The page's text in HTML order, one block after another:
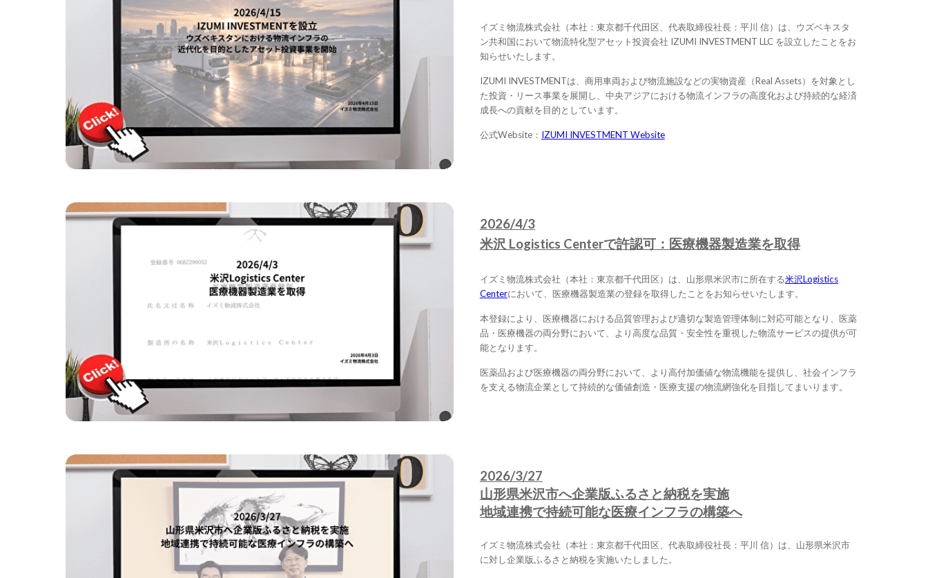
イズミ物流株式会社（本社：東京都千代田区、代表取締役社長：平川 信）は、ウズベキスタ
ン共和国において物流特化型アセット投資会社 IZUMI INVESTMENT LLC を設立したことをお
知らせいたします。
IZUMI INVESTMENTは、商用車両および物流施設などの実物資産（Real Assets）を対象とし
た投資・リース事業を展開し、中央アジアにおける物流インフラの高度化および持続的な経済
成長への貢献を目的としています。
公式Website： IZUMI INVESTMENT Website
2026/4/3
米沢 Logistics Centerで許認可：医療機器製造業を取得
イズミ物流株式会社（本社：東京都千代田区）は、山形県米沢市に所在する米沢Logistics
Centerにおいて、医療機器製造業の登録を取得したことをお知らせいたします。
本登録により、医療機器における品質管理および適切な製造管理体制に対応可能となり、医薬
品・医療機器の両分野において、より高度な品質・安全性を重視した物流サービスの提供が可
能となります。
医薬品および医療機器の両分野において、より高付加価値な物流機能を提供し、社会インフラ
を支える物流企業として持続的な価値創造・医療支援の物流網強化を目指してまいります。
2026/3/27
山形県米沢市へ企業版ふるさと納税を実施
地域連携で持続可能な医療インフラの構築へ
イズミ物流株式会社（本社：東京都千代田区、代表取締役社長：平川 信）は、山形県米沢市
に対し企業版ふるさと納税を実施いたしました。